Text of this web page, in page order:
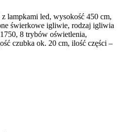
lampkami led, wysokość 450 cm,
świerkowe igliwie, rodzaj igliwia
8 trybów oświetlenia,
czubka ok. 20 cm, ilość części –